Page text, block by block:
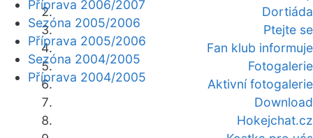
Dortiáda
Ptejte se
Fan klub informuje
Fotogalerie
Aktivní fotogalerie
Download
Hokejchat.cz
Příprava 2006/2007
Sezóna 2005/2006
Příprava 2005/2006
Sezóna 2004/2005
Příprava 2004/2005